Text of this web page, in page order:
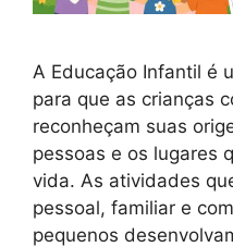
A Educação Infantil é
para que as crianças
reconheçam suas
pessoas e os lugares
vida. As atividades
pessoal, familiar e
pequenos